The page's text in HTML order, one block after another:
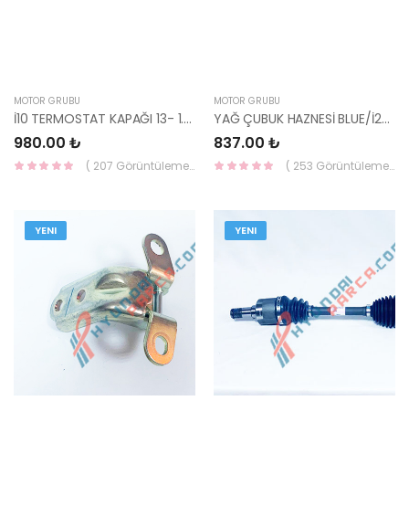
MOTOR GRUBU
İ10 TERMOSTAT KAPAĞI 13- 1.0cc 25631-04050-HMC
980.00 ₺
( 207 Görüntüleme )
MOTOR GRUBU
YAĞ ÇUBUK HAZNESİ BLUE/İ20/ATOS 26612-03912-HMC
837.00 ₺
( 253 Görüntüleme )
YENI YENI